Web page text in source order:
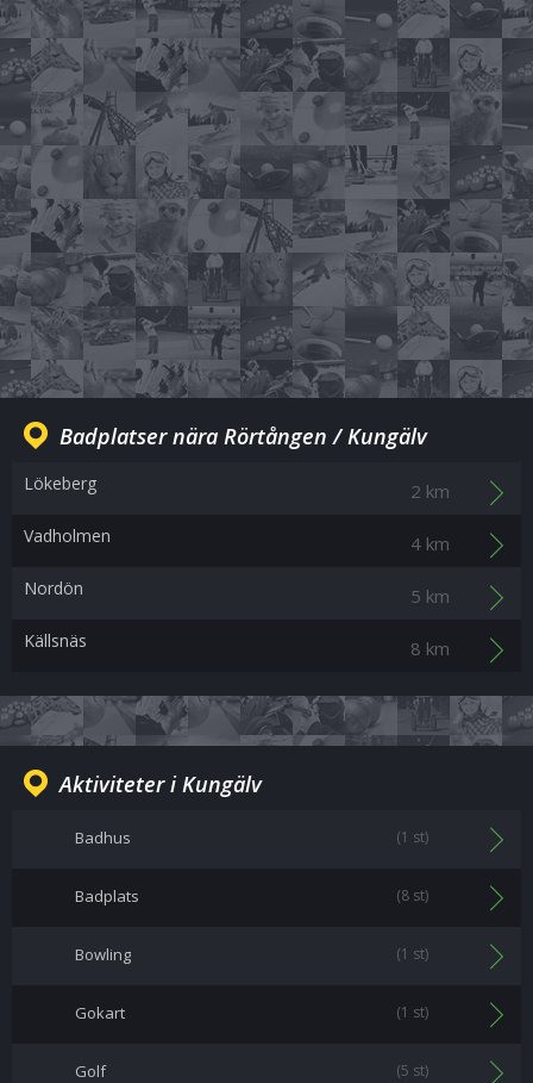
Badplatser nära Rörtången / Kungälv
Lökeberg 2 km
Vadholmen 4 km
Nordön 5 km
Källsnäs 8 km
Aktiviteter i Kungälv
Badhus (1 st)
Badplats (8 st)
Bowling (1 st)
Gokart (1 st)
Golf (5 st)